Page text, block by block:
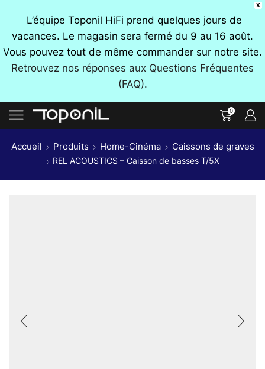
X
L’équipe Toponil HiFi prend quelques jours de
vacances. Le magasin sera fermé du 9 au 16 août.
Vous pouvez tout de même commander sur notre site.
Retrouvez nos réponses aux Questions Fréquentes
(FAQ).
0
Accueil Produits Home-Cinéma Caissons de graves
REL ACOUSTICS – Caisson de basses T/5X